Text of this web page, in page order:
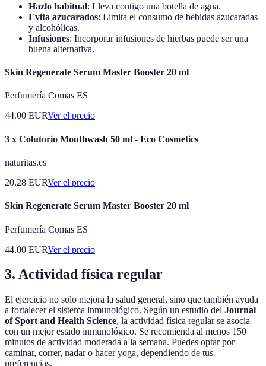
Hazlo habitual: Lleva contigo una botella de agua.
Evita azucarados: Limita el consumo de bebidas azucaradas
y alcohólicas.
Infusiones: Incorporar infusiones de hierbas puede ser una
buena alternativa.
Skin Regenerate Serum Master Booster 20 ml
Perfumería Comas ES
44.00 EURVer el precio
3 x Colutorio Mouthwash 50 ml - Eco Cosmetics
naturitas.es
20.28 EURVer el precio
Skin Regenerate Serum Master Booster 20 ml
Perfumería Comas ES
44.00 EURVer el precio
3. Actividad física regular
El ejercicio no solo mejora la salud general, sino que también ayuda
a fortalecer el sistema inmunológico. Según un estudio del Journal
of Sport and Health Science, la actividad física regular se asocia
con un mejor estado inmunológico. Se recomienda al menos 150
minutos de actividad moderada a la semana. Puedes optar por
caminar, correr, nadar o hacer yoga, dependiendo de tus
preferencias.